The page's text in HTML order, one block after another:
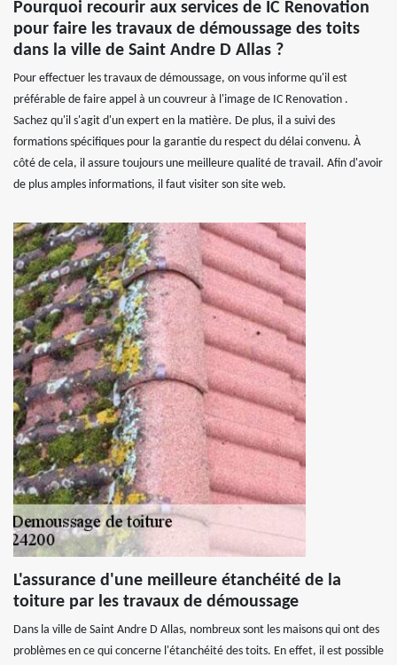
Pourquoi recourir aux services de IC Renovation
pour faire les travaux de démoussage des toits
dans la ville de Saint Andre D Allas ?
Pour effectuer les travaux de démoussage, on vous informe qu'il est
préférable de faire appel à un couvreur à l'image de IC Renovation .
Sachez qu'il s'agit d'un expert en la matière. De plus, il a suivi des
formations spécifiques pour la garantie du respect du délai convenu. À
côté de cela, il assure toujours une meilleure qualité de travail. Afin d'avoir
de plus amples informations, il faut visiter son site web.
L'assurance d'une meilleure étanchéité de la
toiture par les travaux de démoussage
Dans la ville de Saint Andre D Allas, nombreux sont les maisons qui ont des
problèmes en ce qui concerne l'étanchéité des toits. En effet, il est possible